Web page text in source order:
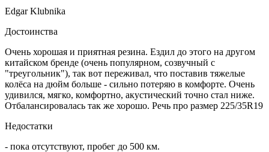
Edgar Klubnika
Достоинства
Очень хорошая и приятная резина. Ездил до этого на другом
китайском бренде (очень популярном, созвучный с
"треугольник"), так вот переживал, что поставив тяжелые
колёса на дюйм больше - сильно потеряю в комфорте. Очень
удивился, мягко, комфортно, акустический точно стал ниже.
Отбалансировалась так же хорошо. Речь про размер 225/35R19
Недостатки
- пока отсутствуют, пробег до 500 км.